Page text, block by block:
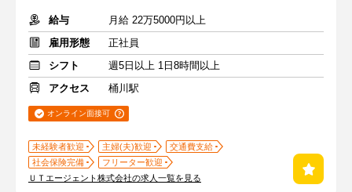
給与
月給 22万5000円以上
雇用形態
正社員
シフト
週5日以上 1日8時間以上
アクセス
桶川駅
オンライン面接可
未経験者歓迎 主婦(夫)歓迎
交通費支給
社会保険完備
フリーター歓迎
ＵＴエージェント株式会社の求人一覧を見る